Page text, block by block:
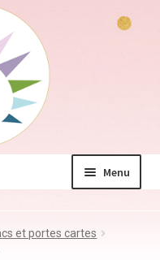
Menu
et portes cartes